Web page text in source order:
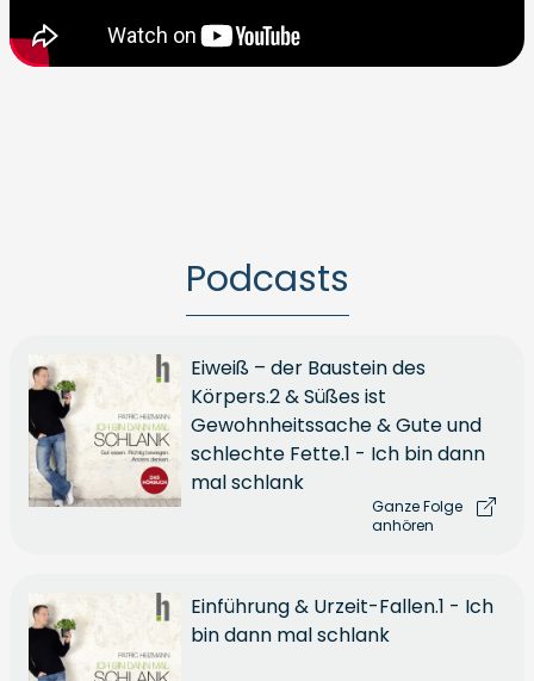
Podcasts
Eiweiß – der Baustein des
Körpers.2 & Süßes ist
Gewohnheitssache & Gute und
schlechte Fette.1 - Ich bin dann
mal schlank
Ganze Folge
anhören
Einführung & Urzeit-Fallen.1 - Ich
bin dann mal schlank